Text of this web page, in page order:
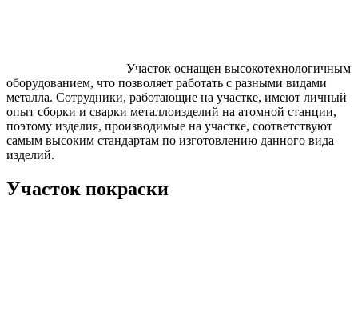
Участок оснащен высокотехнологичным
оборудованием, что позволяет работать с разными видами
металла. Сотрудники, работающие на участке, имеют личный
опыт сборки и сварки металлоизделий на атомной станции,
поэтому изделия, производимые на участке, соответствуют
самым высоким стандартам по изготовлению данного вида
изделий.
Участок покраски